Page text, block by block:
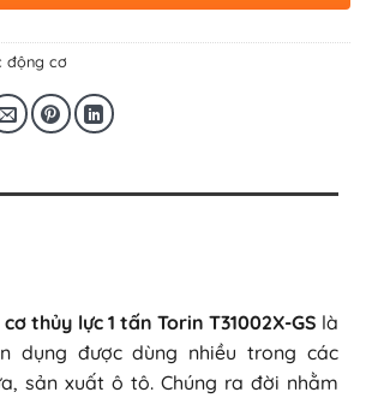
động cơ
thủy lực 1 tấn Torin T31002X-GS là
dụng được dùng nhiều trong các
sản xuất ô tô. Chúng ra đời nhằm